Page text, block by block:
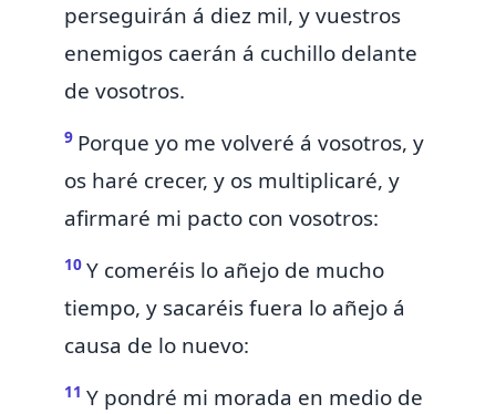
perseguirán á diez mil, y vuestros
enemigos caerán á cuchillo delante
de vosotros.
9 Porque yo me volveré á vosotros, y
os haré crecer, y os multiplicaré, y
afirmaré mi pacto con vosotros:
10 Y comeréis lo añejo de mucho
tiempo, y sacaréis fuera lo añejo á
causa de lo nuevo:
11 Y pondré mi morada en medio de